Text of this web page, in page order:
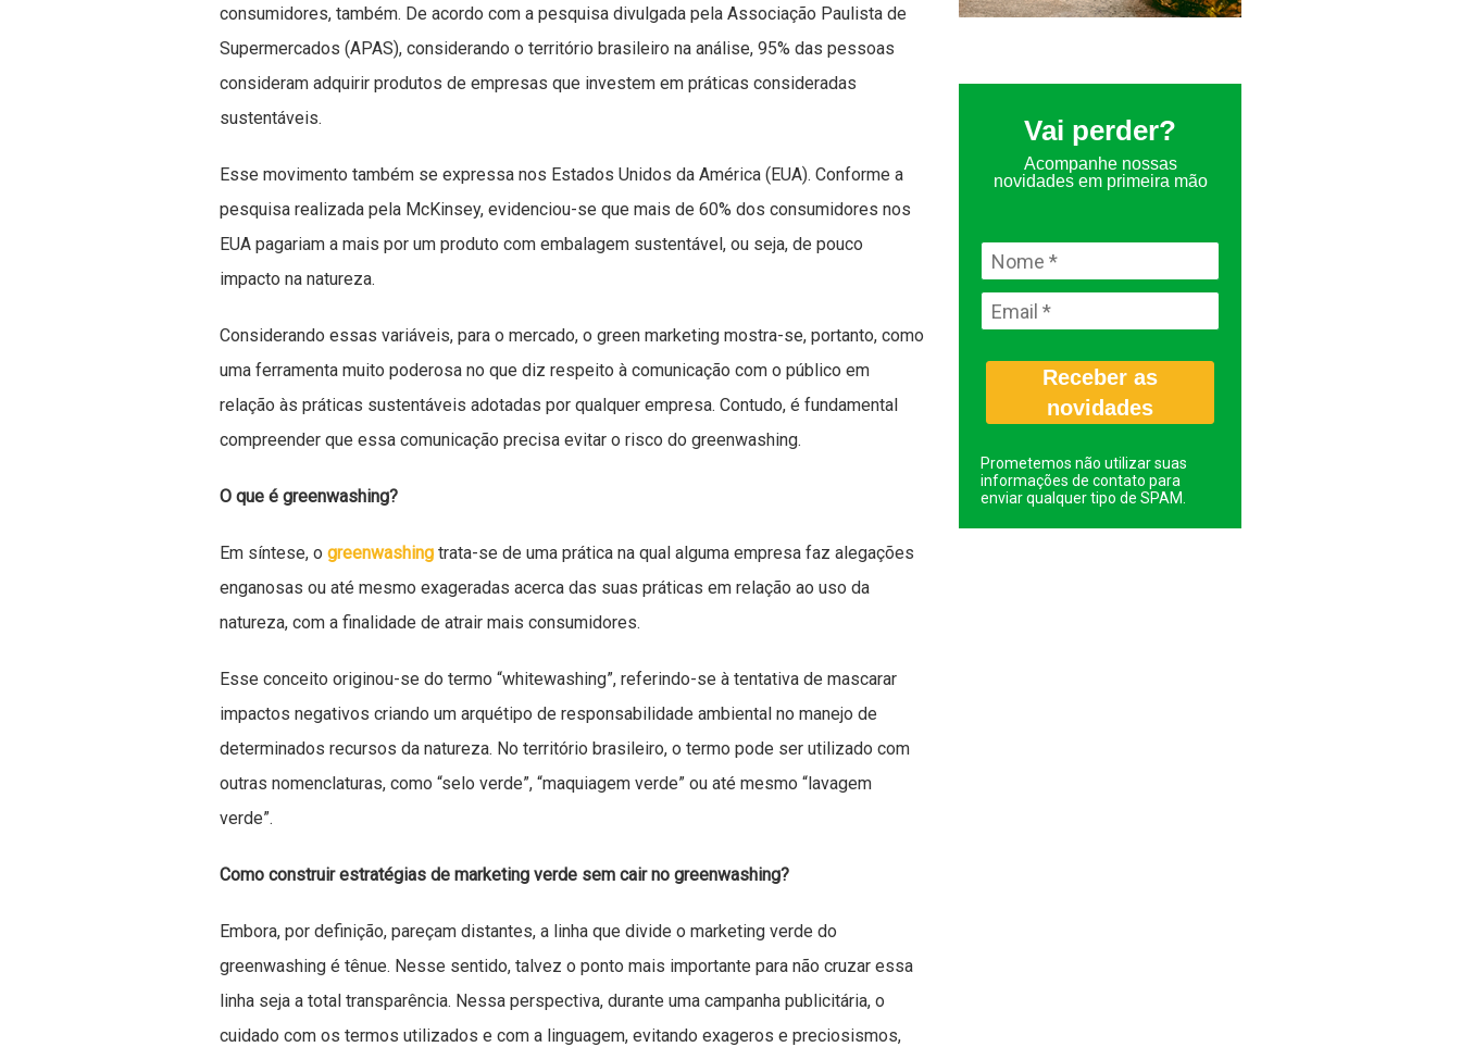
consumidores, também. De acordo com a pesquisa divulgada pela Associação Paulista de
Supermercados (APAS), considerando o território brasileiro na análise, 95% das pessoas
consideram adquirir produtos de empresas que investem em práticas consideradas
sustentáveis.
Esse movimento também se expressa nos Estados Unidos da América (EUA). Conforme a
pesquisa realizada pela McKinsey, evidenciou-se que mais de 60% dos consumidores nos
EUA pagariam a mais por um produto com embalagem sustentável, ou seja, de pouco
impacto na natureza.
Considerando essas variáveis, para o mercado, o green marketing mostra-se, portanto, como
uma ferramenta muito poderosa no que diz respeito à comunicação com o público em
relação às práticas sustentáveis adotadas por qualquer empresa. Contudo, é fundamental
compreender que essa comunicação precisa evitar o risco do greenwashing.
O que é greenwashing?
Em síntese, o greenwashing trata-se de uma prática na qual alguma empresa faz alegações
enganosas ou até mesmo exageradas acerca das suas práticas em relação ao uso da
natureza, com a finalidade de atrair mais consumidores.
Esse conceito originou-se do termo “whitewashing”, referindo-se à tentativa de mascarar
impactos negativos criando um arquétipo de responsabilidade ambiental no manejo de
determinados recursos da natureza. No território brasileiro, o termo pode ser utilizado com
outras nomenclaturas, como “selo verde”, “maquiagem verde” ou até mesmo “lavagem
verde”.
Como construir estratégias de marketing verde sem cair no greenwashing?
Embora, por definição, pareçam distantes, a linha que divide o marketing verde do
greenwashing é tênue. Nesse sentido, talvez o ponto mais importante para não cruzar essa
linha seja a total transparência. Nessa perspectiva, durante uma campanha publicitária, o
cuidado com os termos utilizados e com a linguagem, evitando exageros e preciosismos,
Vai perder?
Acompanhe nossas
novidades em primeira mão
Receber as
novidades
Prometemos não utilizar suas
informações de contato para
enviar qualquer tipo de SPAM.